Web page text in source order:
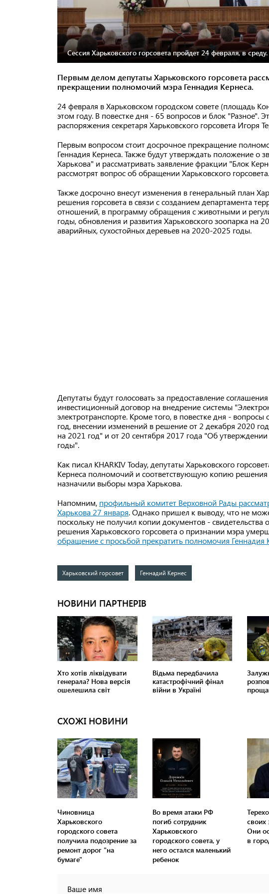
Сессия Харьковского горсовета пройдет 24 февраля, в среду.
Первым делом депутаты Харьковского горсовета
прекращении полномочий мэра Геннадия Кернеса.
24 февраля в Харьковском городском совете (площадь
этом году. В повестке дня - 65 вопросов и блок "Разное".
распоряжения секретаря Харьковского горсовета Игоря
Первым вопросом стоит досрочное прекращение
Геннадия Кернеса. Также будут утверждать положение о
Харькова" и рассматривать заявление фракции "Блок
рассмотрят вопрос об обращении Харьковского горсовета.
Также досрочно внесут изменения в генеральный план
решения горсовета в связи с созданием департамента
отношений, в программу обращения с животными и
годы, обновления и развития Харьковского зоопарка на
аварийных, сухостойных деревьев на 2020-2025 годы.
Депутаты будут голосовать за предоставление
инвестиционный договор на внедрение системы
электротранспорте. Кроме того, в повестке дня -
год, внесении изменений в решение от 2 декабря 2020
на 2021 год" и от 20 сентября 2017 года "Об
годы".
Как писал KHARKIV Today, депутаты Харьковского
Кернеса полномочий и соответствующую копию решения
назначили выборы мэра Харькова.
Напомним, профильный комитет Верховной Рады
Харькова 27 января. Однако пришел к выводу, что не
поскольку не получил копии документов - свидетельства
решения Харьковского горсовета о признании мэра
обращение с просьбой прекратить полномочия Геннадия
Харьковский горсовет Геннадий Кернес
СХОЖІ НОВИНИ
Чиновница
Харьковского
городского совета
получила подозрение за
ремонт дорог "на
бумаге"
Во время атаки РФ
погиб сотрудник
Харьковского
городского совета, у
него остался маленький
ребенок
своих
Они
в
Ваше имя